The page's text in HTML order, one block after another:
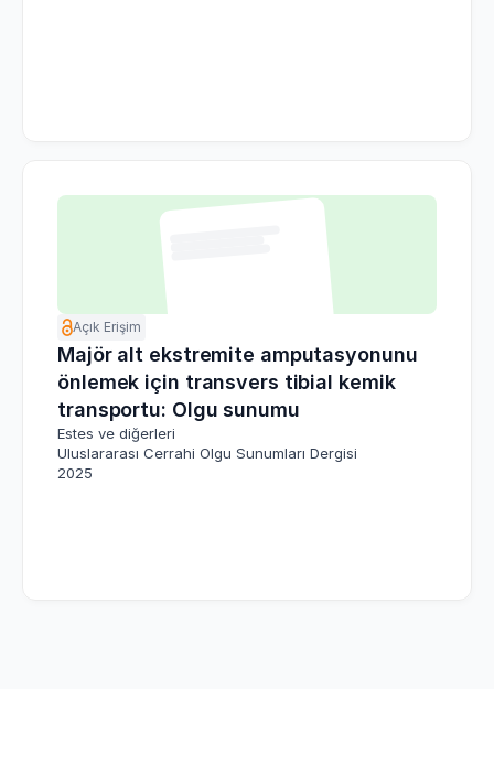
Açık Erişim
Majör alt ekstremite amputasyonunu
önlemek için transvers tibial kemik
transportu: Olgu sunumu
Estes ve diğerleri
Uluslararası Cerrahi Olgu Sunumları Dergisi
2025